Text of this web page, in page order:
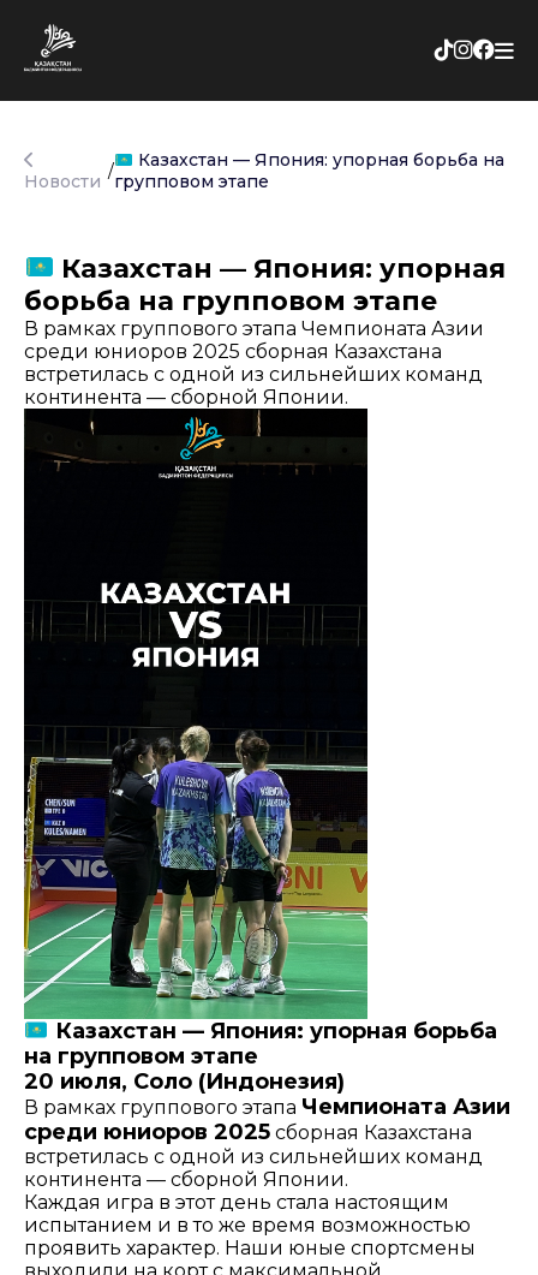
Новости /
Казахстан — Япония: упорная борьба на
групповом этапе
Казахстан — Япония: упорная
борьба на групповом этапе
В рамках группового этапа Чемпионата Азии
среди юниоров 2025 сборная Казахстана
встретилась с одной из сильнейших команд
континента — сборной Японии.
Казахстан — Япония: упорная борьба
на групповом этапе
20 июля, Соло (Индонезия)
В рамках группового этапа Чемпионата Азии
среди юниоров 2025 сборная Казахстана
встретилась с одной из сильнейших команд
континента — сборной Японии.
Каждая игра в этот день стала настоящим
испытанием и в то же время возможностью
проявить характер. Наши юные спортсмены